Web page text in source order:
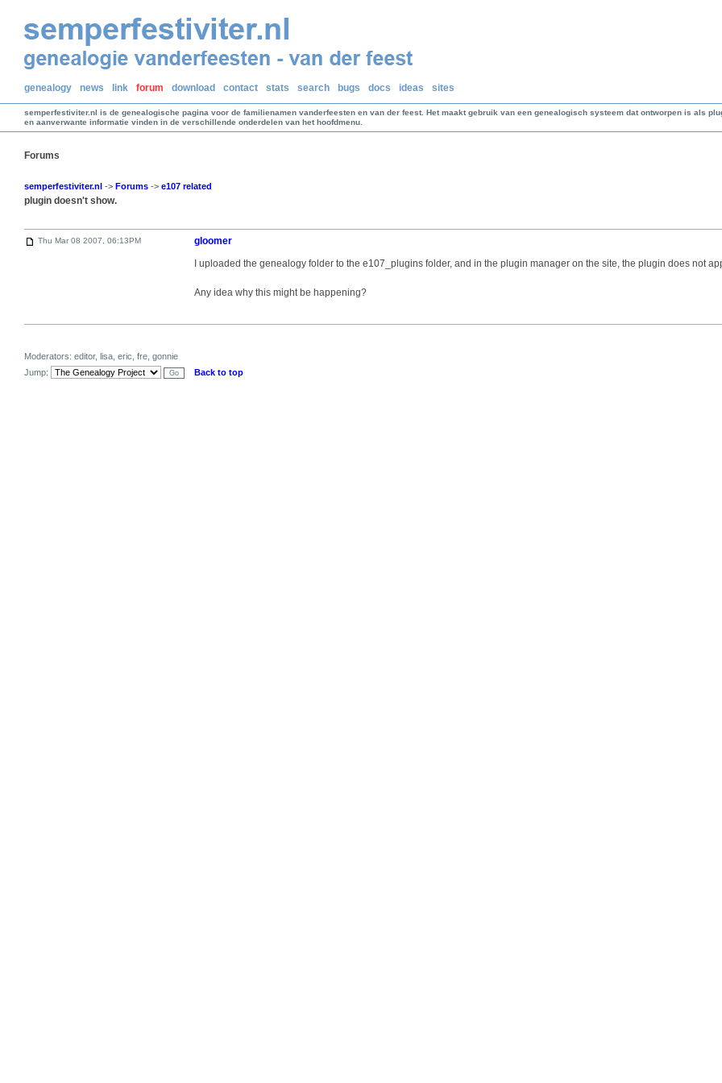
genealogy news link forum download contact stats search bugs docs ideas sites
semperfestiviter.nl is de genealogische pagina voor de familienamen vanderfeesten en van der feest. Het maakt gebruik van een genealogisch systeem dat ontworpen is als
en aanverwante informatie vinden in de verschillende onderdelen van het hoofdmenu.
Forums
semperfestiviter.nl -> Forums -> e107 related
plugin doesn't show.
Thu Mar 08 2007, 06:13PM
gloomer
I uploaded the genealogy folder to the e107_plugins folder, and in the plugin manager on the site, the plugin does not
Any idea why this might be happening?
Moderators: editor, lisa, eric, fre, gonnie
Jump:
Back to top